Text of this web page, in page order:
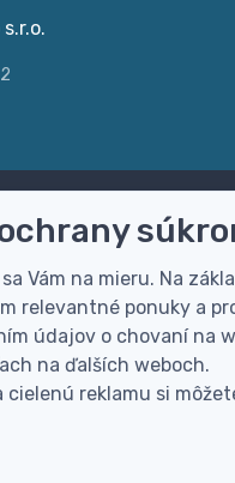
DPH)
Vám na mieru. Na
relevantné ponuky a
údajov o chovaní na
na ďalších weboch.
cielenú reklamu si